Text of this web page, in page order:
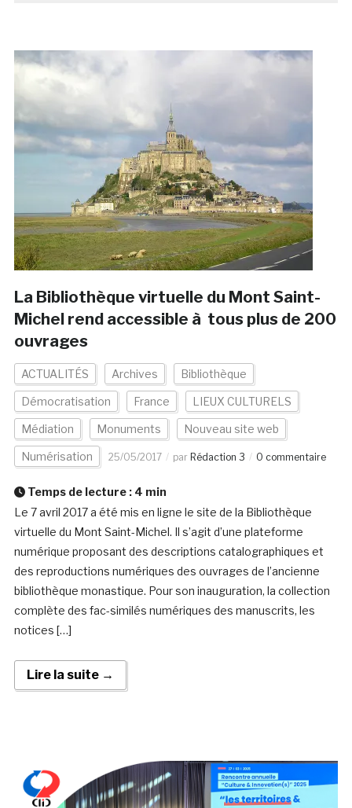
La Bibliothèque virtuelle du Mont Saint-
Michel rend accessible à tous plus de 200
ouvrages
ACTUALITÉS Archives Bibliothèque
Démocratisation France LIEUX CULTURELS
Médiation Monuments Nouveau site web
Numérisation 25/05/2017 par Rédaction 3 0 commentaire
Temps de lecture : 4 min
Le 7 avril 2017 a été mis en ligne le site de la Bibliothèque
virtuelle du Mont Saint-Michel. Il s’agit d’une plateforme
numérique proposant des descriptions catalographiques et
des reproductions numériques des ouvrages de l’ancienne
bibliothèque monastique. Pour son inauguration, la collection
complète des fac-similés numériques des manuscrits, les
notices […]
Lire la suite →